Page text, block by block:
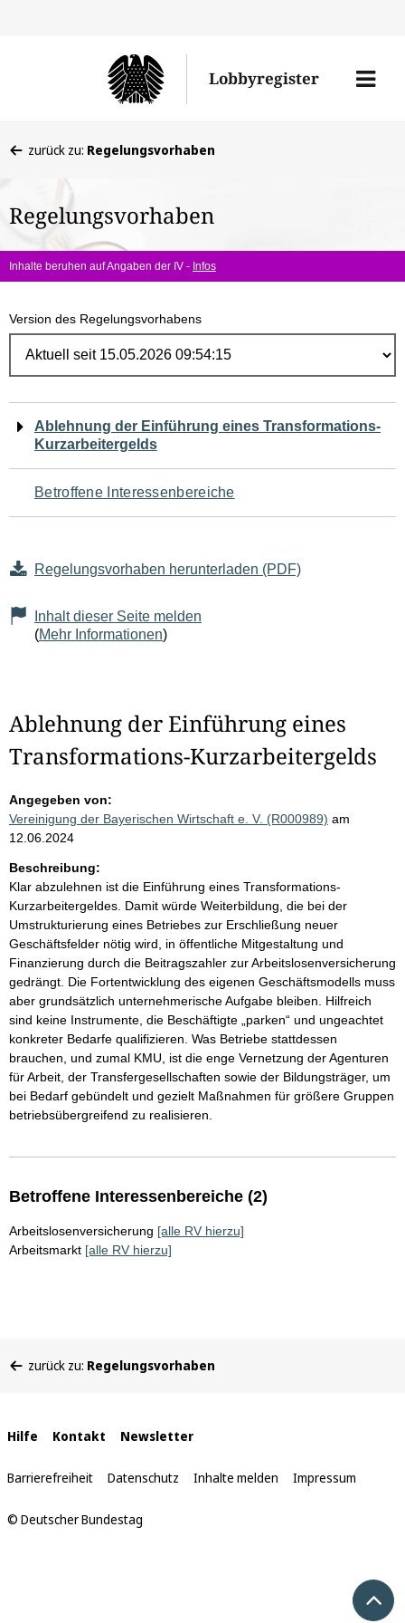
Lobbyregister
Menü
befinden
hier:
zurück zu: Regelungsvorhaben
Regelungsvorhaben
Inhalte beruhen auf Angaben der IV - Infos
Version des Regelungsvorhabens
Navigation
für
den
Ablehnung der Einführung eines Transformations-
Kurzarbeitergelds
Betroffene Interessenbereiche
Regelungsvorhaben herunterladen (PDF)
Inhalt dieser Seite melden
(Mehr Informationen)
Ablehnung der Einführung eines
Transformations-Kurzarbeitergelds
Angegeben von:
Vereinigung der Bayerischen Wirtschaft e. V. (R000989) am
12.06.2024
Beschreibung:
Klar abzulehnen ist die Einführung eines Transformations-
Kurzarbeitergeldes. Damit würde Weiterbildung, die bei der
Umstrukturierung eines Betriebes zur Erschließung neuer
Geschäftsfelder nötig wird, in öffentliche Mitgestaltung und
Finanzierung durch die Beitragszahler zur Arbeitslosenversicherung
gedrängt. Die Fortentwicklung des eigenen Geschäftsmodells muss
aber grundsätzlich unternehmerische Aufgabe bleiben. Hilfreich
sind keine Instrumente, die Beschäftigte „parken“ und ungeachtet
konkreter Bedarfe qualifizieren. Was Betriebe stattdessen
brauchen, und zumal KMU, ist die enge Vernetzung der Agenturen
für Arbeit, der Transfergesellschaften sowie der Bildungsträger, um
bei Bedarf gebündelt und gezielt Maßnahmen für größere Gruppen
betriebsübergreifend zu realisieren.
Betroffene Interessenbereiche (2)
Arbeitslosenversicherung [alle RV hierzu]
Arbeitsmarkt [alle RV hierzu]
befinden
zurück zu: Regelungsvorhaben
Interne
Links
Hilfe Kontakt Newsletter
Barrierefreiheit Datenschutz Inhalte melden Impressum
© Deutscher Bundestag